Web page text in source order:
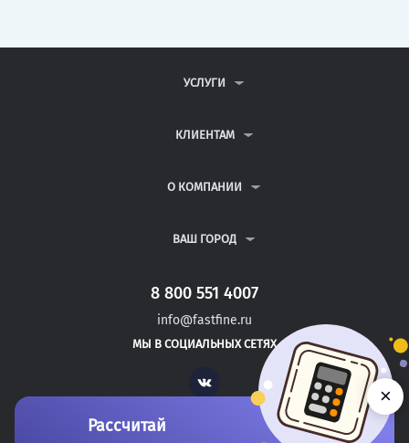
УСЛУГИ
ДИПЛОМНЫЕ РАБОТЫ
РЕФЕРАТЫ
КЛИЕНТАМ
ВОПРОСЫ И ОТВЕТЫ
ПОЛИТИКА КОНФИДЕНЦИАЛЬНОСТИ
О КОМПАНИИ
КОНТАКТЫ
ВАШ ГОРОД
САНКТ-ПЕТЕРБУРГ
БОГОСЛОВСКОЕ
АКБУЛАК
8 800 551 4007
info@fastfine.ru
МЫ В СОЦИАЛЬНЫХ СЕТЯХ
Vk
Рассчитай
×